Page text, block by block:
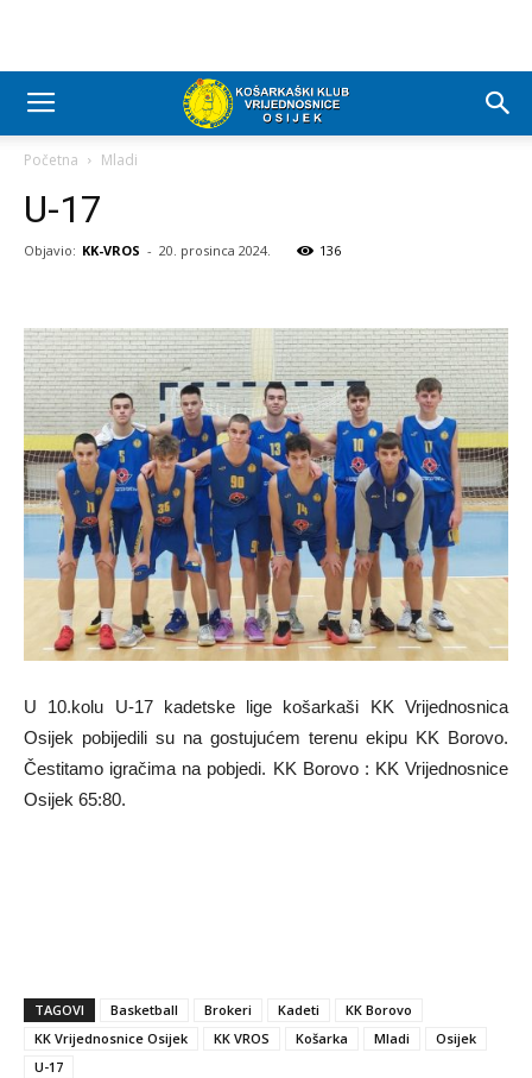
Početna Mladi
U-17
Objavio: KK-VROS - 20. prosinca 2024. 136
U 10.kolu U-17 kadetske lige košarkaši KK Vrijednosnica
Osijek pobijedili su na gostujućem terenu ekipu KK Borovo.
Čestitamo igračima na pobjedi. KK Borovo : KK Vrijednosnice
Osijek 65:80.
TAGOVI Basketball Brokeri Kadeti
KK Borovo
KK Vrijednosnice Osijek
KK VROS Košarka Mladi
Osijek
U-17